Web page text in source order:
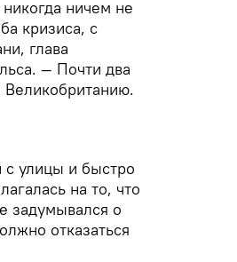
ничем не
кризиса, с
глава
— Почти два
Великобританию.
с улицы и быстро
на то, что
задумывался о
отказаться